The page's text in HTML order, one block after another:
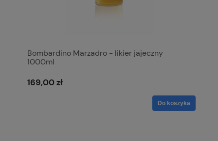
Bombardino Marzadro - likier jajeczny
1000ml
169,00 zł
Do koszyka